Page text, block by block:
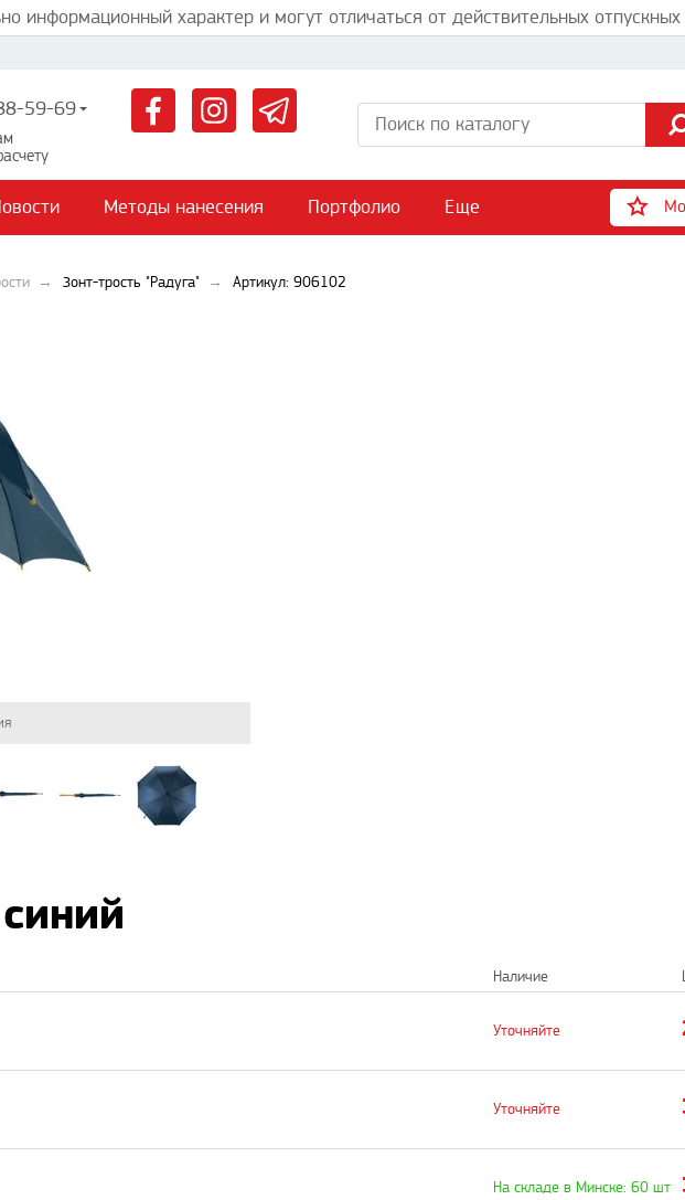
информационный характер и могут отличаться от действительных отпускных
59-69
Методы нанесения Портфолио Еще
Зонт-трость "Радуга" Артикул: 906102
Наличие
Уточняйте
Уточняйте
На складе в Минске: 60 шт